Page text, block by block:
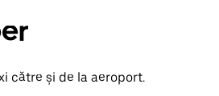
către și de la aeroport.